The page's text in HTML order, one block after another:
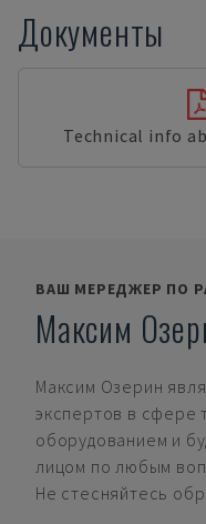
Документы
Technical info
ВАШ МЕРЕДЖЕР ПО
Максим
Максим Озерин
экспертов в сфере
оборудованием и
лицом по любым
Не стесняйтесь